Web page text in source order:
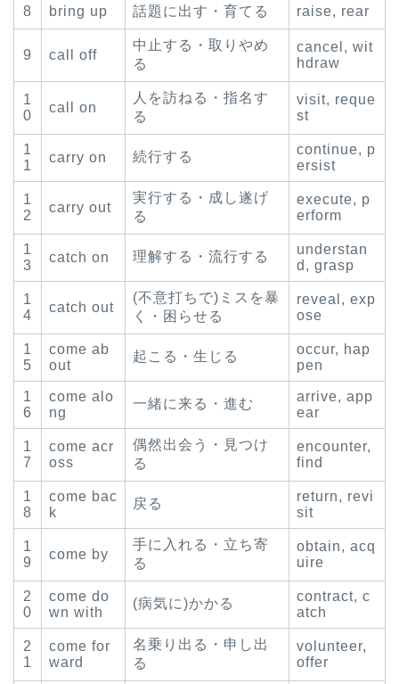
8 bring up 話題に出す・育てる raise, rear
9 call off
中止する・取りやめ
る
cancel, wit
hdraw
1
0
call on
人を訪ねる・指名す
る
visit, reque
st
1
1
carry on 続行する
continue, p
ersist
1
2
carry out
実行する・成し遂げ
る
execute, p
erform
1
3
catch on 理解する・流行する
understan
d, grasp
1
4
catch out
(不意打ちで)ミスを暴
く・困らせる
reveal, exp
ose
1
5
come ab
out
起こる・生じる
occur, hap
pen
1
6
come alo
ng
一緒に来る・進む
arrive, app
ear
1
7
come acr
oss
偶然出会う・見つけ
る
encounter,
find
1
8
come bac
k
戻る
return, revi
sit
1
9
come by
手に入れる・立ち寄
る
obtain, acq
uire
2
0
come do
wn with
(病気に)かかる
contract, c
atch
2
1
come for
ward
名乗り出る・申し出
る
volunteer,
offer